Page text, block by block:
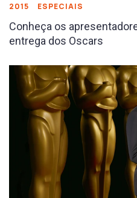
2015 ESPECIAIS
Conheça os
entrega dos Oscars